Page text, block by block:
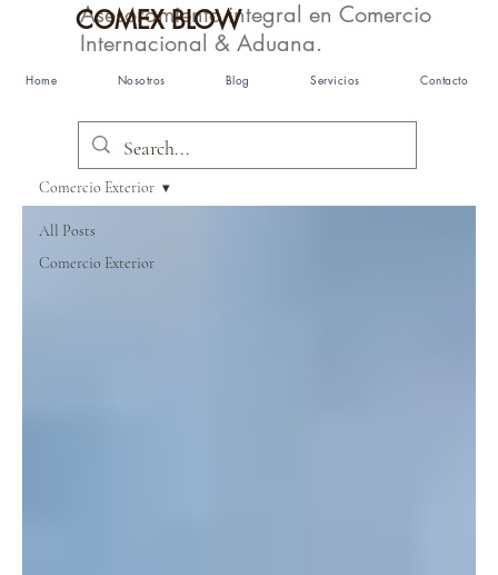
Asesoramiento integral en Comercio
Internacional & Aduana.
#criptocomex
COMEX BLOW
Home Nosotros Blog Servicios Contacto
All Posts
Comercio Exterior
Comercio Exterior